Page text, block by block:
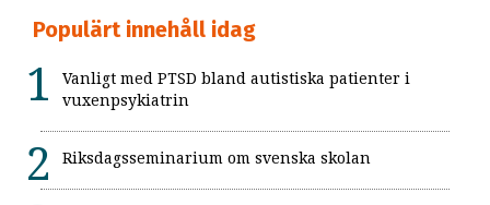
Populärt innehåll idag
Vanligt med PTSD bland autistiska patienter i
vuxenpsykiatrin
Riksdagsseminarium om svenska skolan